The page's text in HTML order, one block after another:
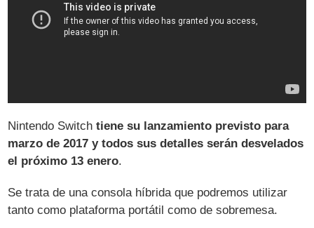
Nintendo Switchtiene su lanzamiento previsto para
marzo de 2017 y todos sus detalles serán desvelados
el próximo 13 enero.
Se trata de una consola híbrida que podremos utilizar
tanto como plataforma portátil como de sobremesa.